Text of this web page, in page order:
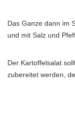
Das Ganze dann im
und mit Salz und
Der Kartoffelsalat
zubereitet werden,